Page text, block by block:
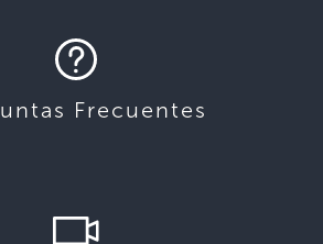
Frecuentes